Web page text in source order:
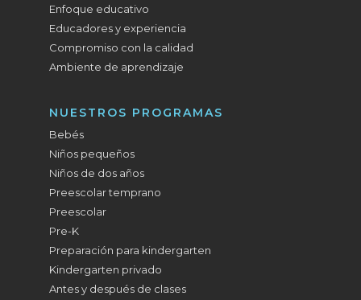
Enfoque educativo
Educadores y experiencia
Compromiso con la calidad
Ambiente de aprendizaje
NUESTROS PROGRAMAS
Bebés
Niños pequeños
Niños de dos años
Preescolar temprano
Preescolar
Pre-K
Preparación para kindergarten
Kindergarten privado
Antes y después de clases